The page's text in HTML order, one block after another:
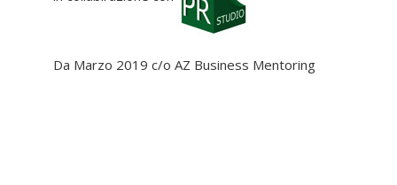
Da Marzo 2019 c/o AZ Business Mentoring